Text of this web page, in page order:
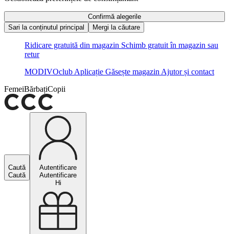
Confirmă alegerile
Sari la conținutul principal
Mergi la căutare
Ridicare gratuită din magazin Schimb gratuit în magazin sau
retur
MODIVOclub Aplicație Găsește magazin Ajutor și contact
FemeiBărbațiCopii
Caută
Caută
Autentificare
Autentificare
Hi